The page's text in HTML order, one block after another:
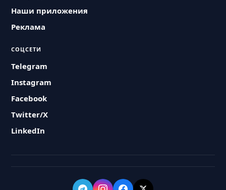
Наши приложения
Реклама
СОЦСЕТИ
Telegram
Instagram
Facebook
Twitter/X
LinkedIn